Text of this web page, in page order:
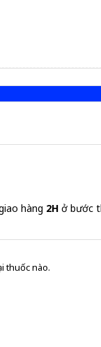
hàng 2H ở bước
thuốc nào.